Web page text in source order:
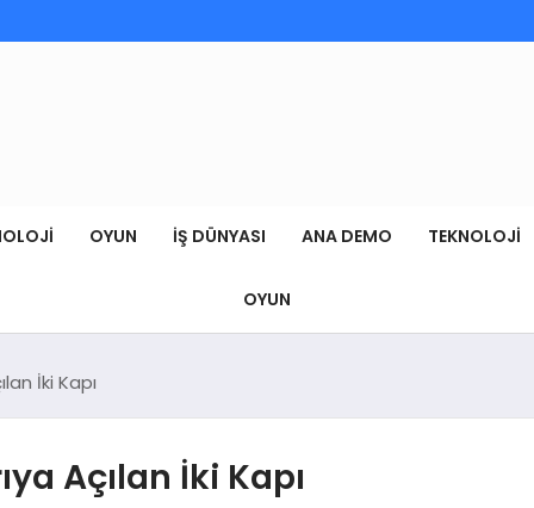
OYUN İŞ DÜNYASI ANA DEMO TEKNOLOJI
OYUN
İki Kapı
Açılan İki Kapı